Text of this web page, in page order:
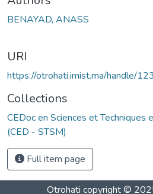
BENAYAD, ANASS
URI
https://otrohati.imist.ma/handle/
Collections
CEDoc en Sciences et Techniques
(CED - STSM)
Full item page
Otrohati copyright ©